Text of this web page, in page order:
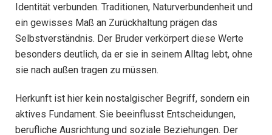
Identität verbunden. Traditionen, Naturverbundenheit und
ein gewisses Maß an Zurückhaltung prägen das
Selbstverständnis. Der Bruder verkörpert diese Werte
besonders deutlich, da er sie in seinem Alltag lebt, ohne
sie nach außen tragen zu müssen.
Herkunft ist hier kein nostalgischer Begriff, sondern ein
aktives Fundament. Sie beeinflusst Entscheidungen,
berufliche Ausrichtung und soziale Beziehungen. Der